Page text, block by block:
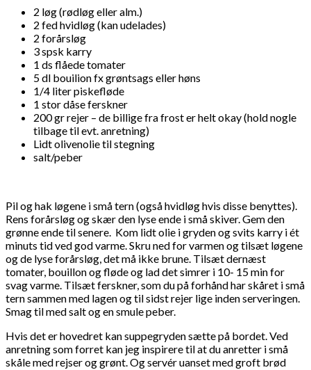
2 løg (rødløg eller alm.)
2 fed hvidløg (kan udelades)
2 forårsløg
3 spsk karry
1 ds flåede tomater
5 dl bouilion fx grøntsags eller høns
1/4 liter piskefløde
1 stor dåse ferskner
200 gr rejer – de billige fra frost er helt okay (hold nogle
tilbage til evt. anretning)
Lidt olivenolie til stegning
salt/peber
Pil og hak løgene i små tern (også hvidløg hvis disse benyttes).
Rens forårsløg og skær den lyse ende i små skiver. Gem den
grønne ende til senere. Kom lidt olie i gryden og svits karry i ét
minuts tid ved god varme. Skru ned for varmen og tilsæt løgene
og de lyse forårsløg, det må ikke brune. Tilsæt dernæst
tomater, bouillon og fløde og lad det simrer i 10- 15 min for
svag varme. Tilsæt ferskner, som du på forhånd har skåret i små
tern sammen med lagen og til sidst rejer lige inden serveringen.
Smag til med salt og en smule peber.
Hvis det er hovedret kan suppegryden sætte på bordet. Ved
anretning som forret kan jeg inspirere til at du anretter i små
skåle med rejser og grønt. Og servér uanset med groft brød